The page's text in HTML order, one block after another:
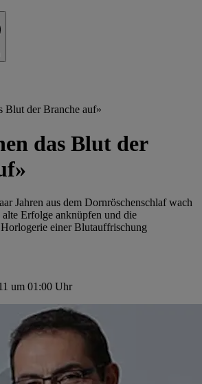
Blut der Branche auf»
das Blut der
Jahren aus dem Dornröschenschlaf wach
Erfolge anknüpfen und die
einer Blutauffrischung
um 01:00 Uhr